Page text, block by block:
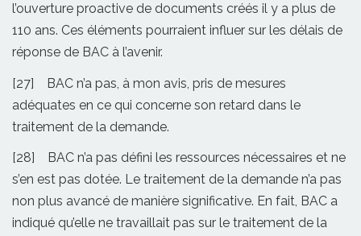
l’ouverture proactive de documents créés il y a plus de
110 ans. Ces éléments pourraient influer sur les délais de
réponse de BAC à l’avenir.
[27] BAC n’a pas, à mon avis, pris de mesures
adéquates en ce qui concerne son retard dans le
traitement de la demande.
[28] BAC n’a pas défini les ressources nécessaires et ne
s’en est pas dotée. Le traitement de la demande n’a pas
non plus avancé de manière significative. En fait, BAC a
indiqué qu’elle ne travaillait pas sur le traitement de la